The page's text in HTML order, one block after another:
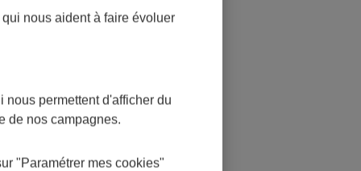
ans.
la
dans
nous aident à faire évoluer
nous permettent d'afficher du
de nos campagnes.
"Paramétrer mes cookies"